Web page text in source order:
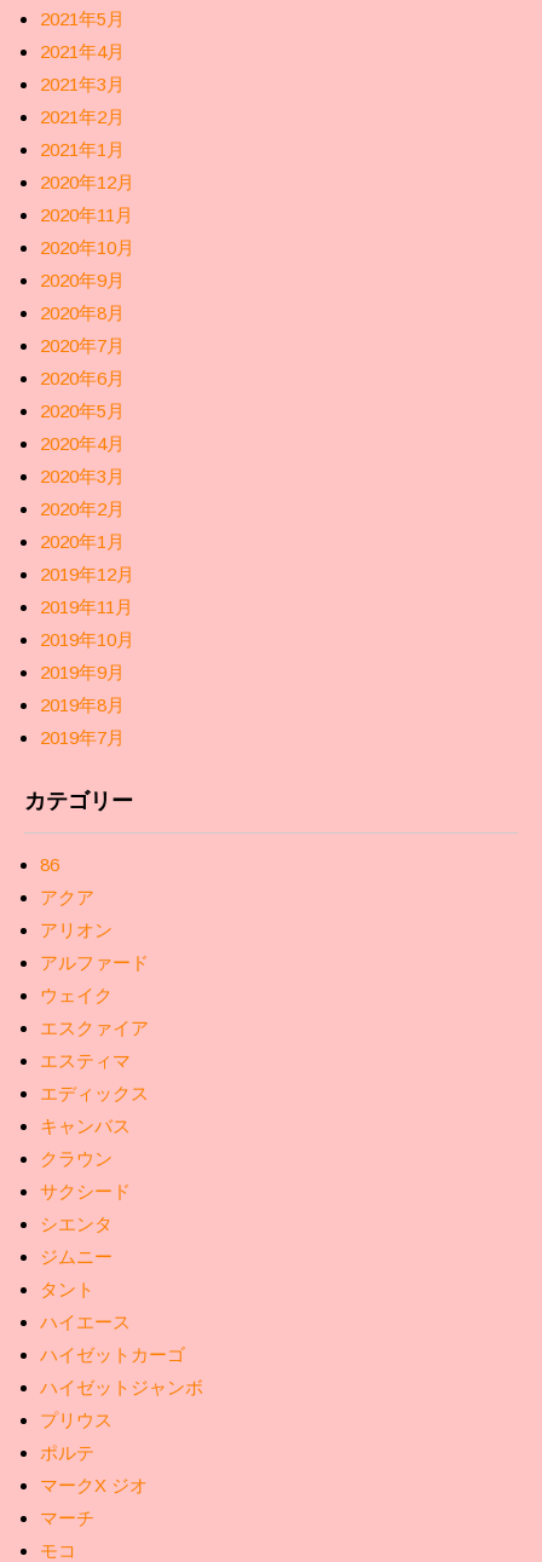
2021年5月
2021年4月
2021年3月
2021年2月
2021年1月
2020年12月
2020年11月
2020年10月
2020年9月
2020年8月
2020年7月
2020年6月
2020年5月
2020年4月
2020年3月
2020年2月
2020年1月
2019年12月
2019年11月
2019年10月
2019年9月
2019年8月
2019年7月
カテゴリー
86
アクア
アリオン
アルファード
ウェイク
エスクァイア
エスティマ
エディックス
キャンバス
クラウン
サクシード
シエンタ
ジムニー
タント
ハイエース
ハイゼットカーゴ
ハイゼットジャンボ
プリウス
ポルテ
マークX ジオ
マーチ
モコ